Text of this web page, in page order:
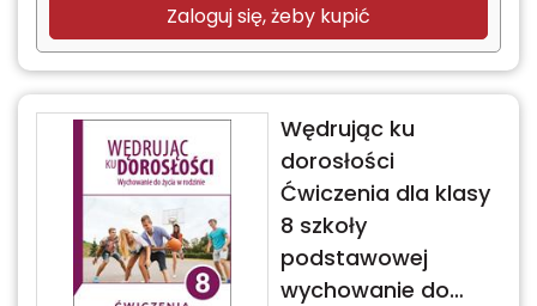
Zaloguj się, żeby kupić
Wędrując ku
dorosłości
Ćwiczenia dla klasy
8 szkoły
podstawowej
wychowanie do